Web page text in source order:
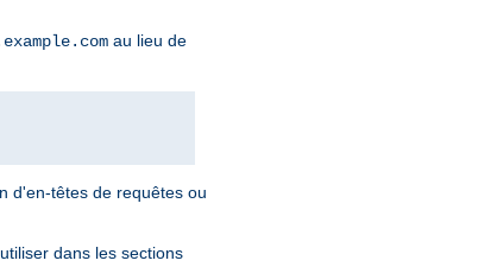
au lieu de
d'en-têtes de requêtes ou
dans les sections